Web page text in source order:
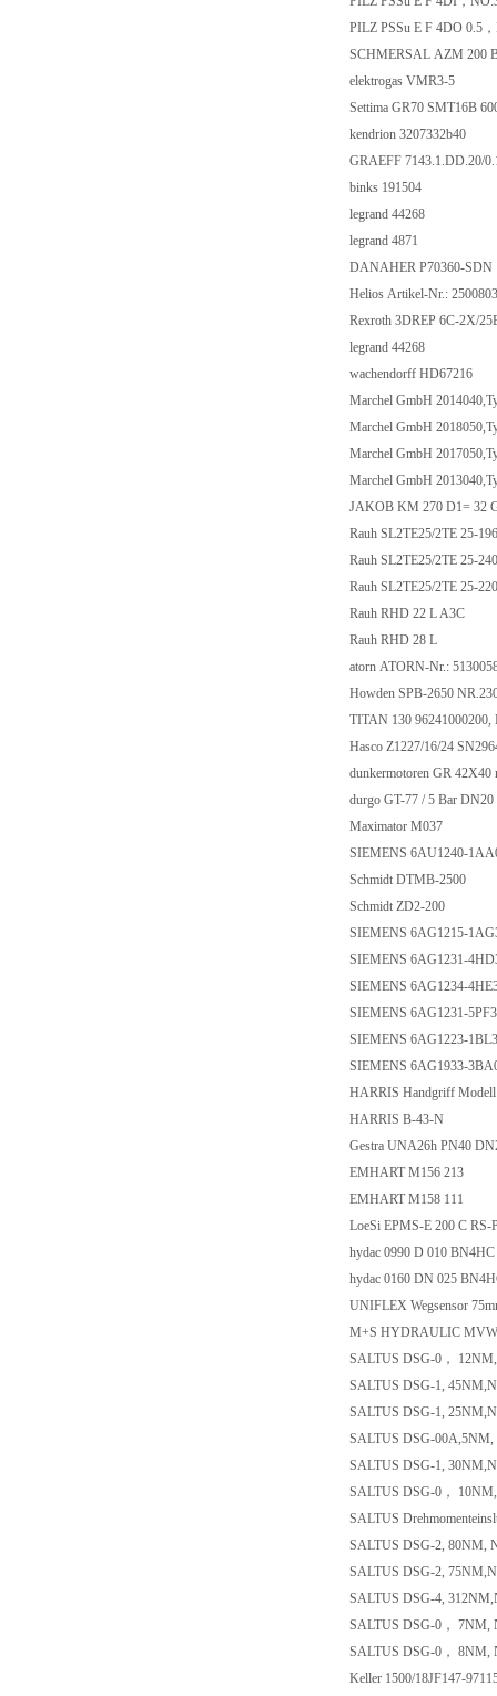
PILZ PSSu E F 4DO 0.5
SCHMERSAL AZM 200
elektrogas VMR3-5
Settima GR70 SMT16B
kendrion 3207332b40
GRAEFF 7143.1.DD.20/
binks 191504
legrand 44268
legrand 4871
DANAHER P70360-SDN
Helios Artikel-Nr.:
Rexroth 3DREP 6C-2X/
legrand 44268
wachendorff HD67216
Marchel GmbH
Marchel GmbH
Marchel GmbH
Marchel GmbH
JAKOB KM 270 D1= 32
Rauh SL2TE25/2TE 25-
Rauh SL2TE25/2TE 25-
Rauh SL2TE25/2TE 25-
Rauh RHD 22 L A3C
Rauh RHD 28 L
atorn ATORN-Nr.:
Howden SPB-2650
TITAN 130
Hasco Z1227/16/24
dunkermotoren GR 42X40
durgo GT-77 / 5 Bar
Maximator M037
SIEMENS 6AU1240-
Schmidt DTMB-2500
Schmidt ZD2-200
SIEMENS 6AG1215-
SIEMENS 6AG1231-
SIEMENS 6AG1234-
SIEMENS 6AG1231-
SIEMENS 6AG1223-
SIEMENS 6AG1933-
HARRIS Handgriff
HARRIS B-43-N
Gestra UNA26h PN40
EMHART M156 213
EMHART M158 111
LoeSi EPMS-E 200 C RS-
hydac 0990 D 010 BN4HC
hydac 0160 DN 025
UNIFLEX Wegsensor
M+S HYDRAULIC
SALTUS DSG-0，
SALTUS DSG-1,
SALTUS DSG-1,
SALTUS DSG-00A,5NM,
SALTUS DSG-1,
SALTUS DSG-0，
SALTUS
SALTUS DSG-2, 80NM,
SALTUS DSG-2,
SALTUS DSG-4,
SALTUS DSG-0， 7NM,
SALTUS DSG-0， 8NM,
Keller 1500/18JF147-